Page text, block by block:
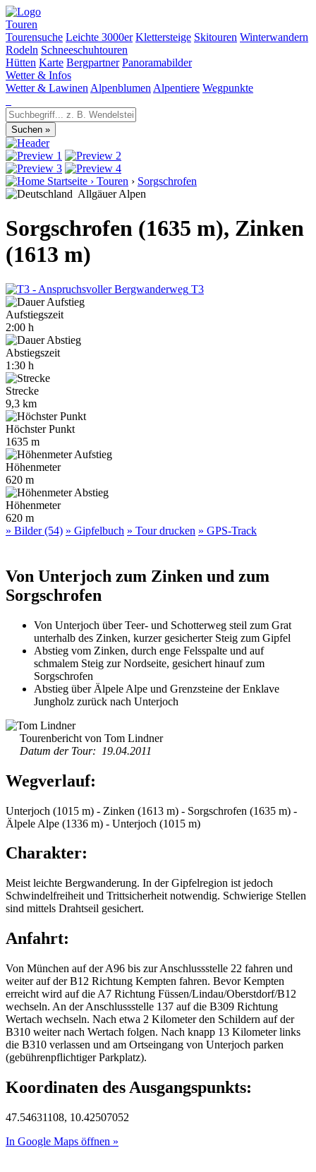
Touren
Tourensuche Leichte 3000er Klettersteige Skitouren Winterwandern
Rodeln Schneeschuhtouren
Hütten Karte Bergpartner Panoramabilder
Wetter & Infos
Wetter & Lawinen Alpenblumen Alpentiere Wegpunkte
Startseite › Touren › Sorgschrofen
Allgäuer Alpen
Sorgschrofen (1635 m), Zinken
(1613 m)
T3
Aufstiegszeit
2:00 h
Abstiegszeit
1:30 h
Strecke
9,3 km
Höchster Punkt
1635 m
Höhenmeter
620 m
Höhenmeter
620 m
» Bilder (54) » Gipfelbuch » Tour drucken » GPS-Track
Von Unterjoch zum Zinken und zum
Sorgschrofen
Von Unterjoch über Teer- und Schotterweg steil zum Grat
unterhalb des Zinken, kurzer gesicherter Steig zum Gipfel
Abstieg vom Zinken, durch enge Felsspalte und auf
schmalem Steig zur Nordseite, gesichert hinauf zum
Sorgschrofen
Abstieg über Älpele Alpe und Grenzsteine der Enklave
Jungholz zurück nach Unterjoch
Tourenbericht von Tom Lindner
Datum der Tour: 19.04.2011
Wegverlauf:
Unterjoch (1015 m) - Zinken (1613 m) - Sorgschrofen (1635 m) -
Älpele Alpe (1336 m) - Unterjoch (1015 m)
Charakter:
Meist leichte Bergwanderung. In der Gipfelregion ist jedoch
Schwindelfreiheit und Trittsicherheit notwendig. Schwierige Stellen
sind mittels Drahtseil gesichert.
Anfahrt:
Von München auf der A96 bis zur Anschlussstelle 22 fahren und
weiter auf der B12 Richtung Kempten fahren. Bevor Kempten
erreicht wird auf die A7 Richtung Füssen/Lindau/Oberstdorf/B12
wechseln. An der Anschlussstelle 137 auf die B309 Richtung
Wertach wechseln. Nach etwa 2 Kilometer den Schildern auf der
B310 weiter nach Wertach folgen. Nach knapp 13 Kilometer links
die B310 verlassen und am Ortseingang von Unterjoch parken
(gebührenpflichtiger Parkplatz).
Koordinaten des Ausgangspunkts:
47.54631108, 10.42507052
In Google Maps öffnen »